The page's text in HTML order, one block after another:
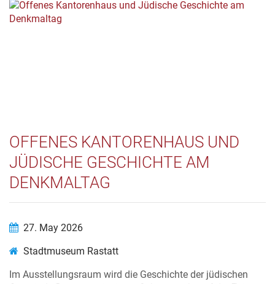
OFFENES KANTORENHAUS UND
JÜDISCHE GESCHICHTE AM
DENKMALTAG
27. May 2026
Stadtmuseum Rastatt
Im Ausstellungsraum wird die Geschichte der jüdischen